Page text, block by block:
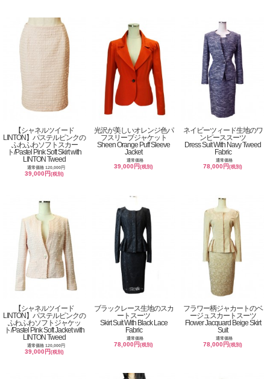
【シャネルツイード
LINTON】パステルピンクの
ふわふわソフトスカー
ト/Pastel Pink Soft Skirt with
LINTON Tweed
通常価格 120,000円
39,000円(税別)
光沢が美しいオレンジ色パ
フスリーブジャケット
Sheen Orange Puff Sleeve
Jacket
通常価格
39,000円(税別)
ネイビーツィード生地のワ
ンピーススーツ
Dress Suit With Navy Tweed
Fabric
通常価格
78,000円(税別)
【シャネルツイード
LINTON】パステルピンクの
ふわふわソフトジャケッ
ト/Pastel Pink Soft Jacket with
LINTON Tweed
通常価格 120,000円
39,000円(税別)
ブラックレース生地のスカ
ートスーツ
Skirt Suit With Black Lace
Fabric
通常価格
78,000円(税別)
フラワー柄ジャカートのベ
ージュスカートスーツ
Flower Jacquard Beige Skirt
Suit
通常価格
78,000円(税別)